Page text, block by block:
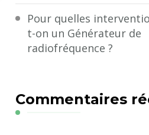
Pour quelles
t-on un Générateur de
radiofréquence ?
Commentaires